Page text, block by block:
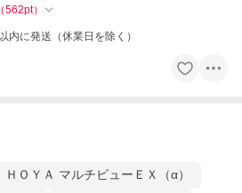
（562pt）
内に発送（休業日を除く）
ＨＯＹＡ マルチビューＥＸ（α）